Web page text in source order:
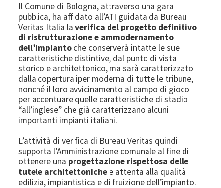
Il Comune di Bologna, attraverso una gara
pubblica, ha affidato all’ATI guidata da Bureau
Veritas Italia laverifica del progetto definitivo
di ristrutturazione e ammodernamento
dell’impianto che conserverà intatte le sue
caratteristiche distintive, dal punto di vista
storico e architettonico, ma sarà caratterizzato
dalla copertura iper moderna di tutte le tribune,
nonché il loro avvicinamento al campo di gioco
per accentuare quelle caratteristiche di stadio
“all’inglese” che già caratterizzano alcuni
importanti impianti italiani.
L’attività di verifica di Bureau Veritas quindi
supporta l’Amministrazione comunale al fine di
ottenere una progettazione rispettosa delle
tutele architettoniche e attenta alla qualità
edilizia, impiantistica e di fruizione dell’impianto.